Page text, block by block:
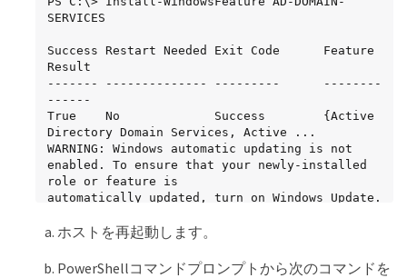
SERVICES
Success Restart Needed Exit Code      Feature
Result
------- -------------- ---------      --------
------
True    No             Success        {Active
Directory Domain Services, Active ...
WARNING: Windows automatic updating is not
enabled. To ensure that your newly-installed
role or feature is
automatically updated, turn on Windows Update.
ホストを再起動します。
PowerShellコマンドプロンプトから次のコマンドを